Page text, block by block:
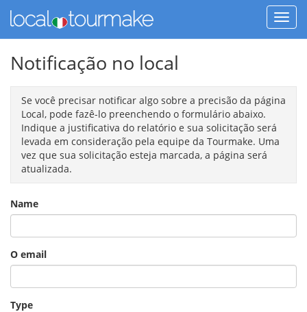
Notificação no local
Se você precisar notificar algo sobre a precisão da página
Local, pode fazê-lo preenchendo o formulário abaixo.
Indique a justificativa do relatório e sua solicitação será
levada em consideração pela equipe da Tourmake. Uma
vez que sua solicitação esteja marcada, a página será
atualizada.
Name
O email
Type